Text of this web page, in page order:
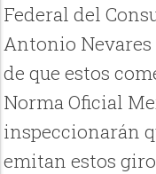
Federal del
Antonio Nevares
de que estos
Norma Oficial
inspeccionarán
emitan estos